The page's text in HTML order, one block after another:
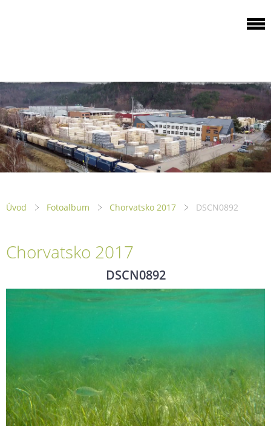
Úvod Fotoalbum Chorvatsko 2017 DSCN0892
Chorvatsko 2017
DSCN0892